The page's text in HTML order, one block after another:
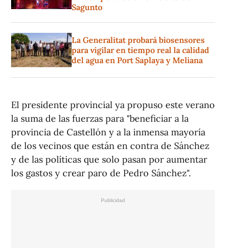
Sagunto
La Generalitat probará biosensores
para vigilar en tiempo real la calidad
del agua en Port Saplaya y Meliana
El presidente provincial ya propuso este verano
la suma de las fuerzas para "beneficiar a la
provincia de Castellón y a la inmensa mayoría
de los vecinos que están en contra de Sánchez
y de las políticas que solo pasan por aumentar
los gastos y crear paro de Pedro Sánchez".